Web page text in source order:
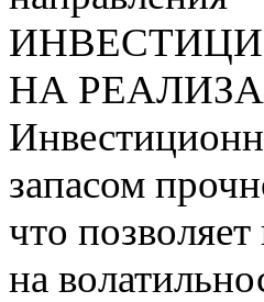
НА
запасом
что
на